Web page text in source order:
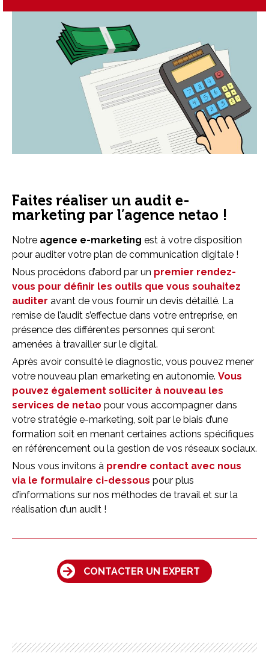
Faites réaliser un audit e-
marketing par l’agence netao !
Notre agence e-marketing est à votre disposition
pour auditer votre plan de communication digitale !
Nous procédons d’abord par un premier rendez-
vous pour définir les outils que vous souhaitez
auditer avant de vous fournir un devis détaillé. La
remise de l’audit s’effectue dans votre entreprise, en
présence des différentes personnes qui seront
amenées à travailler sur le digital.
Après avoir consulté le diagnostic, vous pouvez mener
votre nouveau plan emarketing en autonomie. Vous
pouvez également solliciter à nouveau les
services de netao pour vous accompagner dans
votre stratégie e-marketing, soit par le biais d’une
formation soit en menant certaines actions spécifiques
en référencement ou la gestion de vos réseaux sociaux.
Nous vous invitons à prendre contact avec nous
via le formulaire ci-dessous pour plus
d’informations sur nos méthodes de travail et sur la
réalisation d’un audit !
CONTACTER UN EXPERT